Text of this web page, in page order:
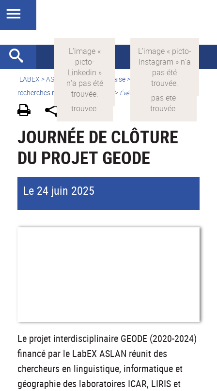
LABEX >ASLAN > Version française>
Quelles sont les
recherches menées par ASLAN ?
> Événements scientifiques
JOURNÉE DE CLÔTURE
DU PROJET GEODE
Le 24 juin 2025
Le projet interdisciplinaire GEODE (2020-2024)
financé par le LabEX ASLAN réunit des
chercheurs en linguistique, informatique et
géographie des laboratoires ICAR, LIRIS et